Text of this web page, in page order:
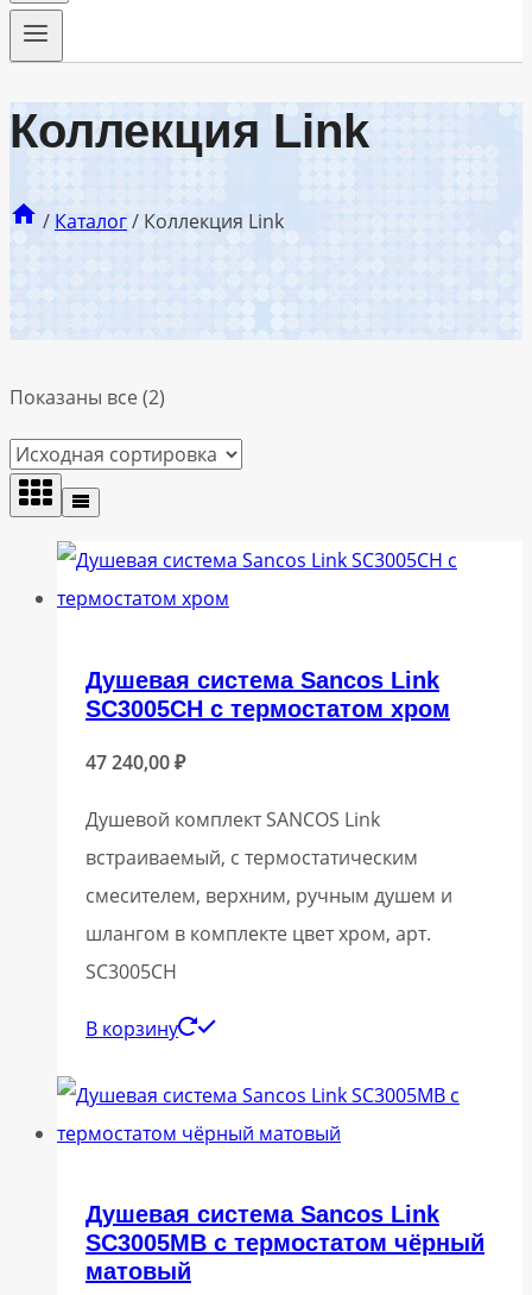
Коллекция Link
/ Каталог/ Коллекция Link
Показаны все (2)
Душевая система Sancos Link
SC3005CH с термостатом хром
47 240,00₽
Душевой комплект SANCOS Link
встраиваемый, c термостатическим
смесителем, верхним, ручным душем и
шлангом в комплекте цвет хром, арт.
SC3005CH
В корзину
Душевая система Sancos Link
SC3005MB с термостатом чёрный
матовый